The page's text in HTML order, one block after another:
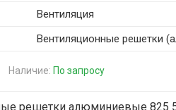
Вентиляция
Вентиляционные решетки
Наличие: По запросу
решетки алюминиевые 825